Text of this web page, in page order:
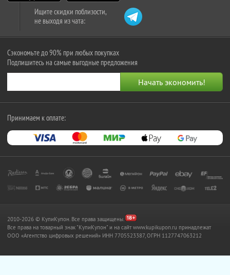
Ищите скидки поблизости,
не выходя из чата:
Сэкономьте до 90% при любых покупках
Подпишитесь на самые выгодные предложения
Принимаем к оплате:
2010-2026 © КупиКупон. Все права защищены.
Все права на товарный знак "КупиКупон" и на сайт www.kupikupon.ru принадлежат
OOO «Агентство цифровых решений» ИНН 7705523387, ОГРН 1127747063212